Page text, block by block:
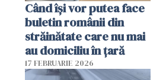
Când își vor putea face
buletin românii din
străinătate care nu mai
au domiciliu în țară
17 FEBRUARIE 2026